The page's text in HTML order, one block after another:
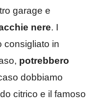
garage e
nere. I
consigliato in
potrebbero
dobbiamo
citrico e il famoso